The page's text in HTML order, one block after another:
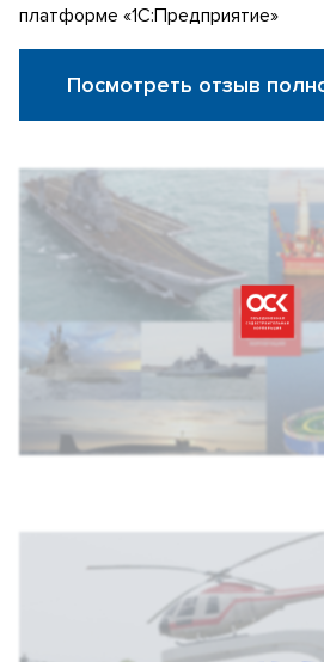
платформе «1С:Предприятие»
Посмотреть отзыв